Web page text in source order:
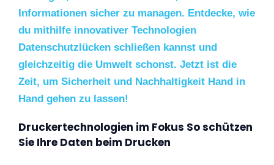
Informationen sicher zu managen. Entdecke, wie
du mithilfe innovativer Technologien
Datenschutzlücken schließen kannst und
gleichzeitig die Umwelt schonst. Jetzt ist die
Zeit, um Sicherheit und Nachhaltigkeit Hand in
Hand gehen zu lassen!
Druckertechnologien im Fokus So schützen
Sie Ihre Daten beim Drucken